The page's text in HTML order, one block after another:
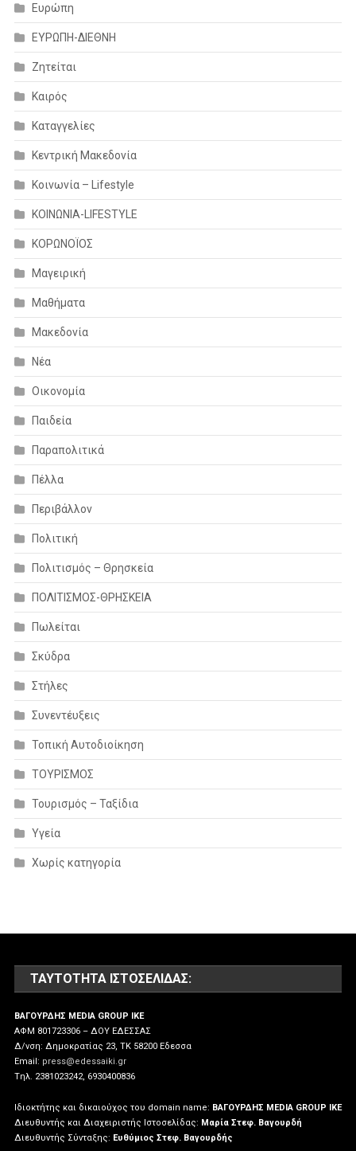
Ευρώπη
ΕΥΡΩΠΗ-ΔΙΕΘΝΗ
Ζητείται
Καιρός
Καταγγελίες
Κεντρική Μακεδονία
Κοινωνία – Lifestyle
ΚΟΙΝΩΝΙΑ-LIFESTYLE
ΚΟΡΩΝΟΪΟΣ
Μαγειρική
Μαθήματα
Μακεδονία
Νέα
Οικονομία
Παιδεία
Παραπολιτικά
Πέλλα
Περιβάλλον
Πολιτική
Πολιτισμός – Θρησκεία
ΠΟΛΙΤΙΣΜΟΣ-ΘΡΗΣΚΕΙΑ
Πωλείται
Σκύδρα
Στήλες
Συνεντέυξεις
Τοπική Αυτοδιοίκηση
ΤΟΥΡΙΣΜΟΣ
Τουρισμός – Ταξίδια
Υγεία
Χωρίς κατηγορία
ΤΑΥΤΌΤΗΤΑ ΙΣΤΟΣΕΛΊΔΑΣ:
ΒΑΓΟΥΡΔΗΣ MEDIA GROUP IKE
ΑΦΜ 801723306 – ΔΟΥ ΕΔΕΣΣΑΣ
Δ/νση: Δημοκρατίας 23, ΤΚ 58200 Εδεσσα
Email: press@edessaiki.gr
Tηλ. 2381023242, 6930400836
Ιδιοκτήτης και δικαιούχος του domain name: ΒΑΓΟΥΡΔΗΣ MEDIA GROUP IKE
Διευθυντής και Διαχειριστής Ιστοσελίδας: Μαρία Στεφ. Βαγουρδή
Διευθυντής Σύνταξης: Ευθύμιος Στεφ. Βαγουρδής